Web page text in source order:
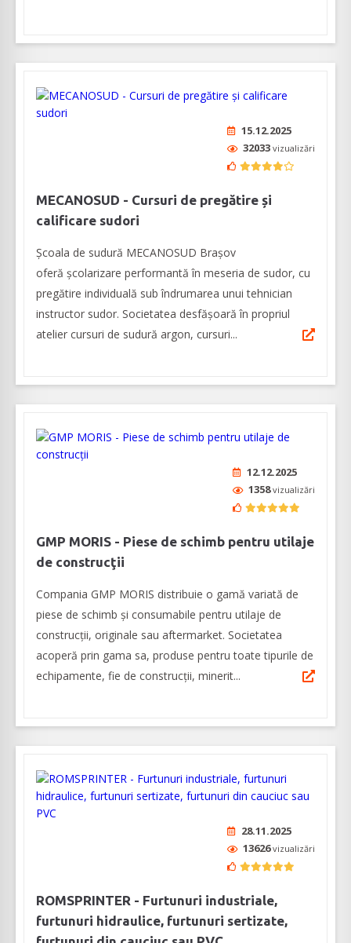
15.12.2025
32033 vizualizări
MECANOSUD - Cursuri de pregătire și
calificare sudori
Școala de sudură MECANOSUD Braşov
oferă şcolarizare performantă în meseria de sudor, cu
pregătire individuală sub îndrumarea unui tehnician
instructor sudor. Societatea desfășoară în propriul
atelier cursuri de sudură argon, cursuri...
12.12.2025
1358vizualizări
GMP MORIS - Piese de schimb pentru utilaje
de construcţii
Compania GMP MORIS distribuie o gamă variată de
piese de schimb şi consumabile pentru utilaje de
construcţii, originale sau aftermarket. Societatea
acoperă prin gama sa, produse pentru toate tipurile de
echipamente, fie de construcţii, minerit...
28.11.2025
13626vizualizări
ROMSPRINTER - Furtunuri industriale,
furtunuri hidraulice, furtunuri sertizate,